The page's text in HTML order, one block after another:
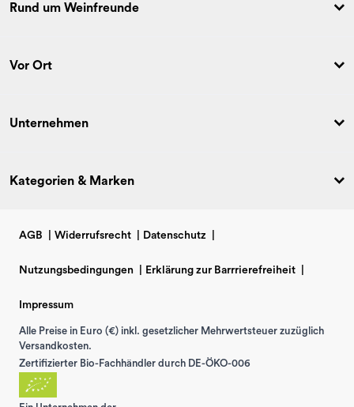
Rund um Weinfreunde
Vor Ort
Unternehmen
Kategorien & Marken
AGB Widerrufsrecht Datenschutz
Nutzungsbedingungen Erklärung zur Barrrierefreiheit
Impressum
Alle Preise in Euro (€) inkl. gesetzlicher Mehrwertsteuer zuzüglich
Versandkosten.
Zertifizierter Bio-Fachhändler durch DE-ÖKO-006